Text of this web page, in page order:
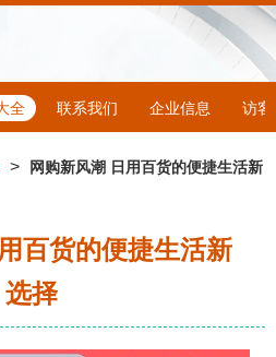
全 联系我们 企业信息 访客
>
网购新风潮 日用百货的便捷生活新
百货的便捷生活新
选择